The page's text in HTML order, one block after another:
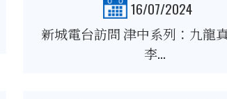
16/07/2024
新城電台訪問 津中系列：九龍
李...